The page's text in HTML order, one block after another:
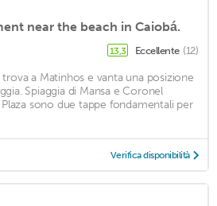
near the beach in Caiobá.
13,3 Eccellente (12)
a Matinhos e vanta una posizione
Spiaggia di Mansa e Coronel
sono due tappe fondamentali per
Verifica disponibilità